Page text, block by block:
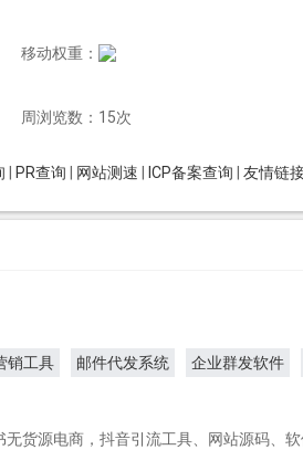
移动权重：
周浏览数：15次
PR查询 网站测速 ICP备案查询 友情链
销工具 邮件代发系统 企业群发软件
货源电商，抖音引流工具、网站源码、